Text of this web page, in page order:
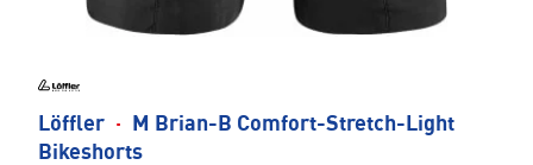
Löffler ·
M Brian-B Comfort-Stretch-Light
Bikeshorts